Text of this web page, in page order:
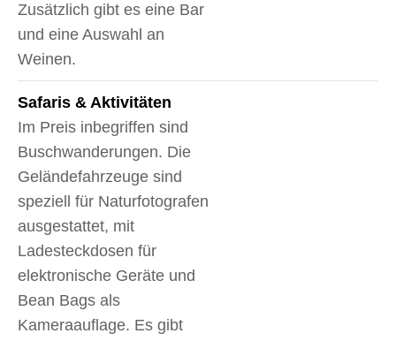
Zusätzlich gibt es eine Bar
und eine Auswahl an
Weinen.
Safaris & Aktivitäten
Im Preis inbegriffen sind
Buschwanderungen. Die
Geländefahrzeuge sind
speziell für Naturfotografen
ausgestattet, mit
Ladesteckdosen für
elektronische Geräte und
Bean Bags als
Kameraauflage. Es gibt